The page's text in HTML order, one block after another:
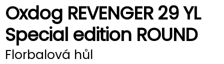
Oxdog REVENGER 29 YL
Special edition ROUND
Florbalová hůl